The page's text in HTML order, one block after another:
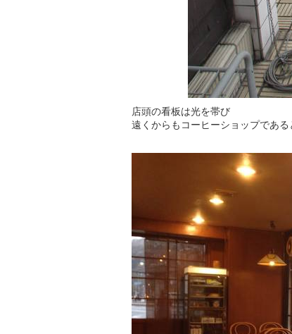
店頭の看板は光を帯び
遠くからもコーヒーショップである